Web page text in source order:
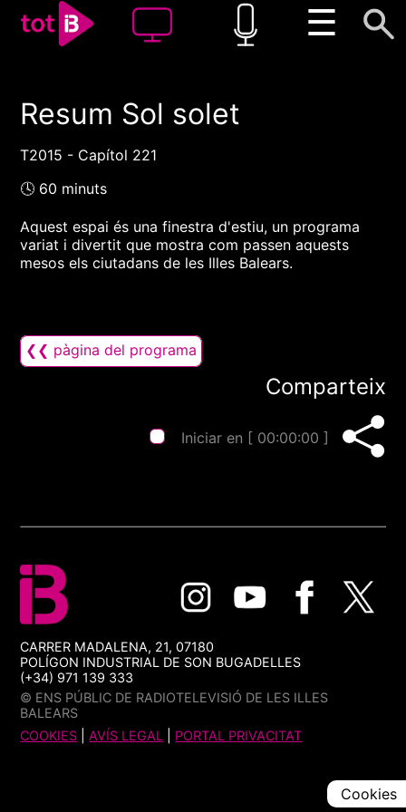
☰
00:00 00:00
1x
Resum Sol solet
T2015 - Capítol 221
🕓 60 minuts
Aquest espai és una finestra d'estiu, un programa
variat i divertit que mostra com passen aquests
mesos els ciutadans de les Illes Balears.
❮❮ pàgina del programa
Comparteix
Iniciar en [ 00:00:00 ]
CARRER MADALENA, 21, 07180
POLÍGON INDUSTRIAL DE SON BUGADELLES
(+34) 971 139 333
© ENS PÚBLIC DE RADIOTELEVISIÓ DE LES ILLES
BALEARS
COOKIES |AVÍS LEGAL PORTAL PRIVACITAT
Cookies